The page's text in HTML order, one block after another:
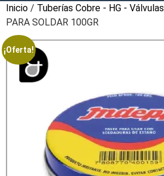
Inicio / Tuberías Cobre - HG - Válvulas
PARA SOLDAR 100GR
¡Oferta!